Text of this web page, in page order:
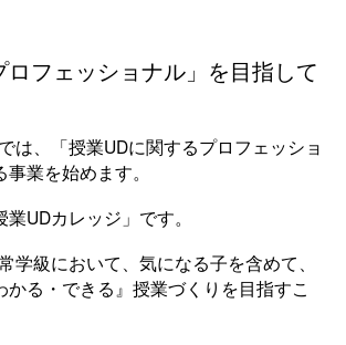
ロフェッショナル」を目指して
は、「授業UDに関するプロフェッショ
業を始めます。
UDカレッジ」です。
学級において、気になる子を含めて、
かる・できる』授業づくりを目指すこ